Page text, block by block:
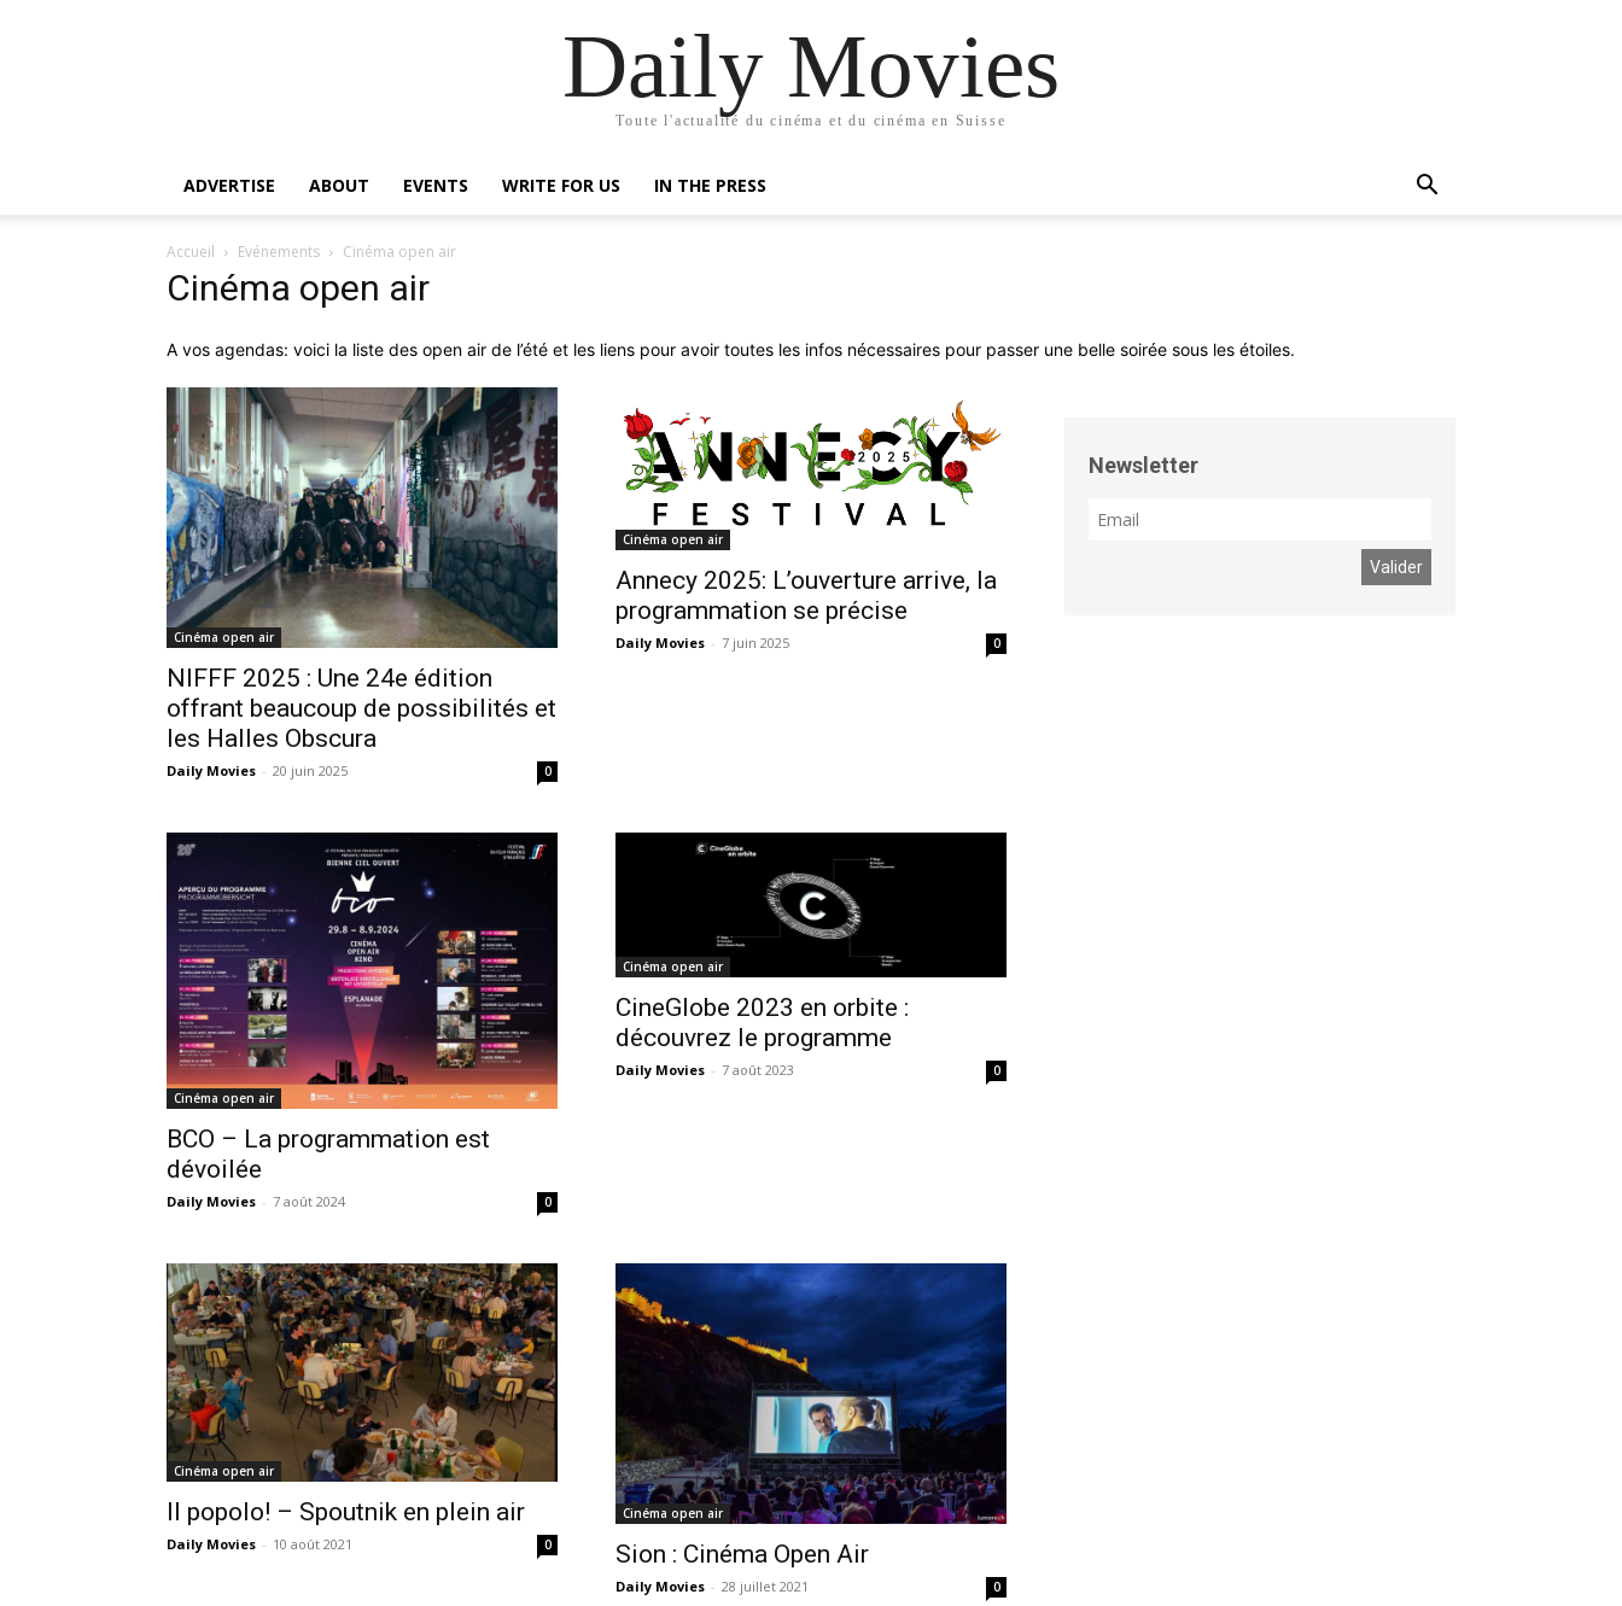
Daily Movies
Toute l'actualité du cinéma et du cinéma en Suisse
ADVERTISE ABOUT EVENTS WRITE FOR US IN THE PRESS
Accueil Evénements Cinéma open air
Cinéma open air
A vos agendas: voici la liste des open air de l’été et les liens pour avoir toutes les infos nécessaires pour passer une belle soirée sous les étoiles.
Cinéma open air
NIFFF 2025 : Une 24e édition
offrant beaucoup de possibilités et
les Halles Obscura
Daily Movies - 20 juin 2025 0
Cinéma open air
Annecy 2025: L’ouverture arrive, la
programmation se précise
Daily Movies - 7 juin 2025 0
Cinéma open air
BCO – La programmation est
dévoilée
Daily Movies - 7 août 2024 0
Cinéma open air
CineGlobe 2023 en orbite :
découvrez le programme
Daily Movies - 7 août 2023 0
Cinéma open air
Il popolo! – Spoutnik en plein air
Daily Movies - 10 août 2021 0
Cinéma open air
Sion : Cinéma Open Air
Daily Movies - 28 juillet 2021 0
Newsletter